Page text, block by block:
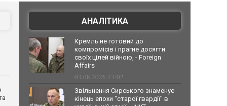
АНАЛІТИКА
Кремль не готовий до
компромісів і прагне досягти
своїх цілей війною, - Foreign
Affairs
03.08.2026 13:02
Звільнення Сирського знаменує
кінець епохи "старої гвардії" в